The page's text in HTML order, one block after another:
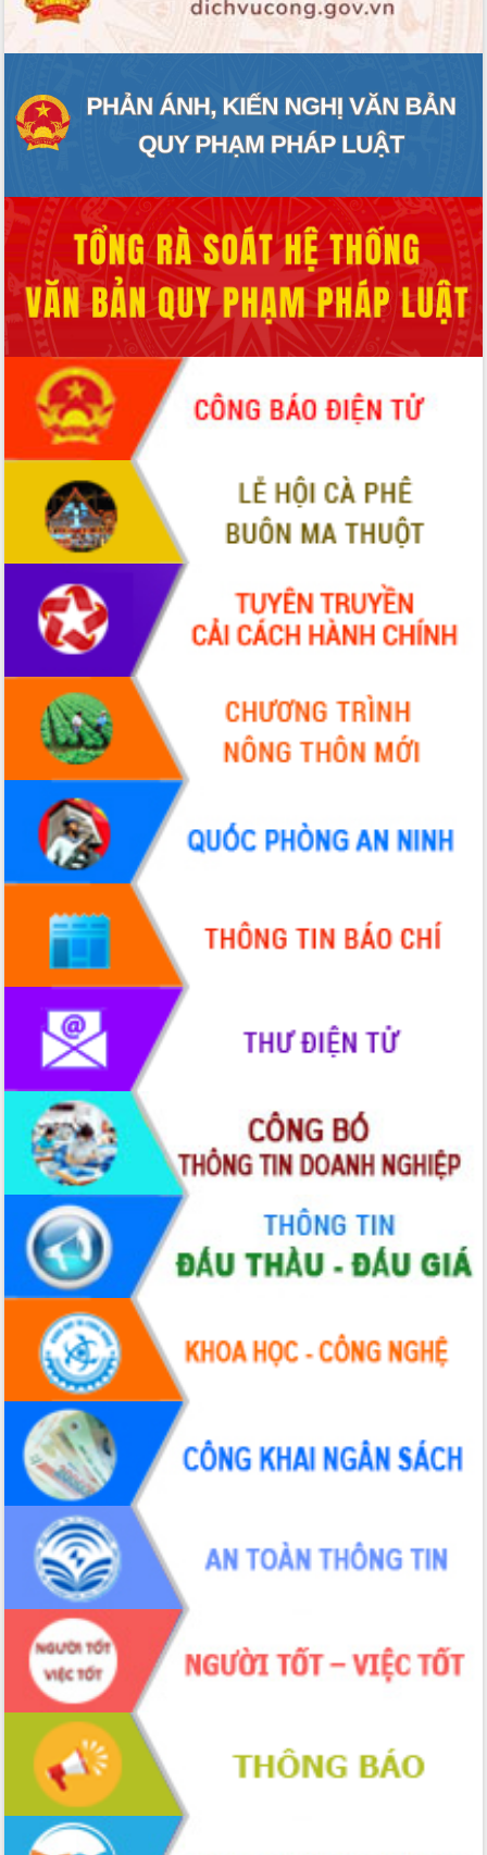
Đẩy mạnh cải cách hành chính, quyết
tâm đạt được mục tiêu tăng trưởng
hai con số trong năm 2026
Tổ chức trang trọng Lễ hội Đền thờ
Lương Văn Chánh năm 2026
Phó Bí thư Tỉnh ủy Đắk Lắk Đỗ Hữu
Huy giữ chức Bí thư Đảng ủy Ủy Ban
Bệnh án điện tử thúc đẩy chuyển đổi
số y tế tại Đắk Lắk
Chuyển đổi số thư viện: Mở rộng
không gian tri thức trong thời đại số
Đánh giá, rút kinh nghiệm công tác tổ
chức diễn tập trước ngày bầu cử
Chương trình “Gặp gỡ hữu nghị –
Friendship Meeting New Year 2026”
Bầu cử Quốc hội và HĐND: Cử tri Đắk
Lắk gửi gắm niềm tin, kỳ vọng vào lá
Đắk Lắk sẵn sàng các điều kiện cho
Ngày hội bầu cử đại biểu Quốc hội
khóa XVI và HĐND các cấp nhiệm kỳ
2026-2031
Đảm bảo cuộc bầu cử đại biểu Quốc
hội và đại biểu HĐND các cấp diễn ra
an toàn, hiệu quả, đúng quy định
Thủ tướng Chính phủ Phạm Minh Chính
kiểm tra, chỉ đạo hoàn thành các dự
án cao tốc và thăm khu tái định cư tại
Đắk Lắk
Sôi nổi Hội đua ngựa truyền thống Gò
Thì Thùng mừng Xuân Bính Ngọ 2026
Lãnh đạo tỉnh dâng hương tưởng niệm
tại Đập Đồng Cam đầu Xuân Bính Ngọ
Ngành nông nghiệp phấn đấu tăng
trưởng đạt 5,86% trong năm 2026
UBND tỉnh Đắk Lắk triển khai công tác
quốc phòng, quân sự địa phương năm
Đắk Lắk tập trung toàn lực khắc phục
tồn tại IUU, sẵn sàng làm việc với
Đoàn thanh tra EC
Chủ tịch UBND tỉnh Tạ Anh Tuấn thăm,
chúc mừng các bệnh viện nhân Ngày
Thầy thuốc Việt Nam
Rộn ràng lễ hội truyền thống Sông
nước Đà Nông lần thứ I năm 2026
Kỳ họp Chuyên đề lần thứ Năm, HĐND
tỉnh Đắk Lắk thông qua các nghị quyết
quan trọng
Thống nhất danh sách giới thiệu ứng
cử đại biểu Quốc hội khoá XVI và đại
biểu HĐND tỉnh Đắk Lắk, nhiệm kỳ
2026-2031
Phát động hai phong trào thi đua quan
trọng trong kỷ nguyên mới
Hội nghị lần thứ tư Ban Chỉ đạo công
tác bầu cử tỉnh Đắk Lắk
Hội nghị Báo cáo viên Trung ương
tháng 01/2026
Phó Thủ tướng Hồ Quốc Dũng đánh giá
cao kết quả Chiến dịch Quang Trung
tại Đắk Lắk
Hội nghị Ban Chấp hành Đảng bộ tỉnh
Đắk Lắk lần thứ 2 (mở rộng)
Tập trung giải phóng mặt bằng, đẩy
nhanh tiến độ Tuyến đường bộ ven
biển
Gỡ khó, khởi công xây dựng, sửa chữa
toàn bộ nhà ở cho hộ dân đúng tiến độ
đề ra
UBND tỉnh Đắk Lắk tổng kết công tác
quốc phòng, quân sự địa phương năm
2025
Tập trung triển khai quyết liệt, đồng bộ
các giải pháp nhằm thực hiện hiệu quả
các nhiệm vụ đề ra năm 2025
Phát huy vai trò của người có uy tín